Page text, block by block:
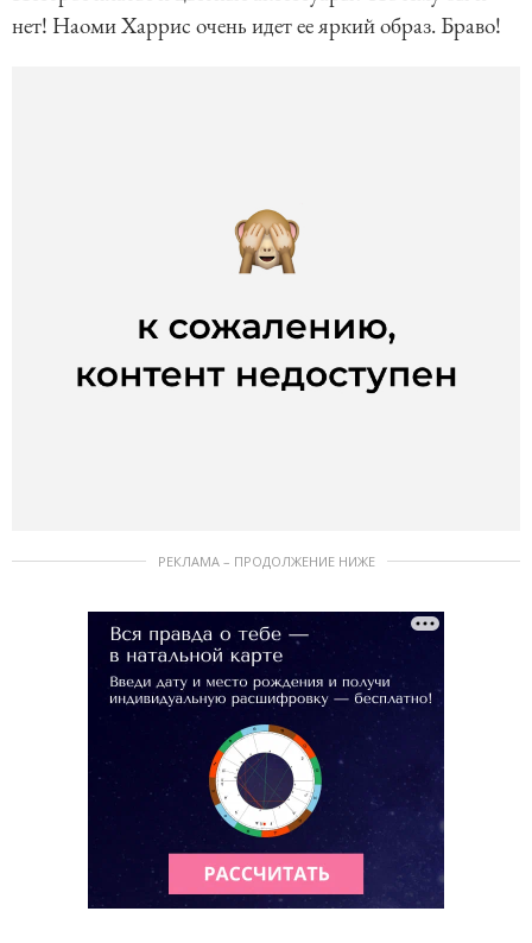
нет! Наоми Харрис очень идет ее яркий образ. Браво!
РЕКЛАМА – ПРОДОЛЖЕНИЕ НИЖЕ